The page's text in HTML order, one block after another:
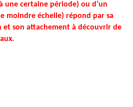
une certaine période) ou d’un
moindre échelle) répond par sa
et son attachement à découvrir de